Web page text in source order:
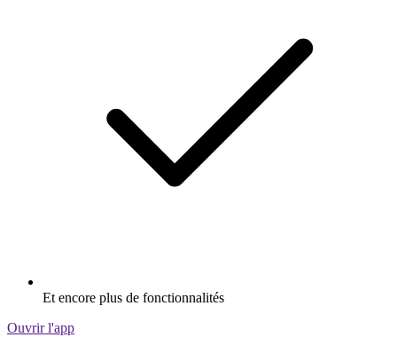
Et encore plus de fonctionnalités
Ouvrir l'app